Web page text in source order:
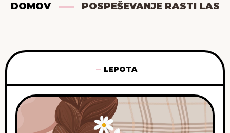
DOMOV POSPEŠEVANJE RASTI LAS
LEPOTA